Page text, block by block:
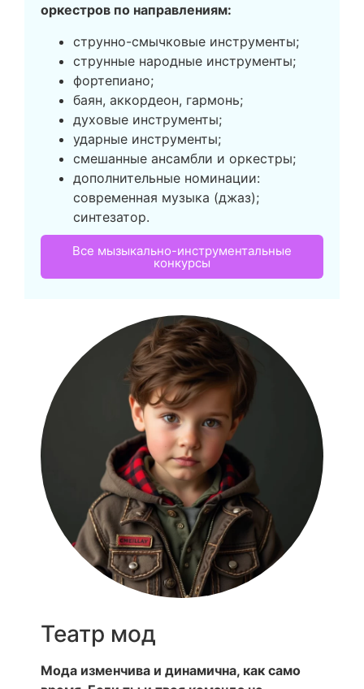
оркестров по направлениям:
струнно-смычковые инструменты;
струнные народные инструменты;
фортепиано;
баян, аккордеон, гармонь;
духовые инструменты;
ударные инструменты;
смешанные ансамбли и оркестры;
дополнительные номинации:
современная музыка (джаз);
синтезатор.
Все мызыкально-инструментальные
конкурсы
Театр мод
Мода изменчива и динамична, как само